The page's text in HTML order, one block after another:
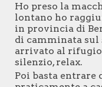
Ho preso la
lontano ho
in provincia di
di camminata sul
arrivato al rifugio
silenzio, relax.
Poi basta